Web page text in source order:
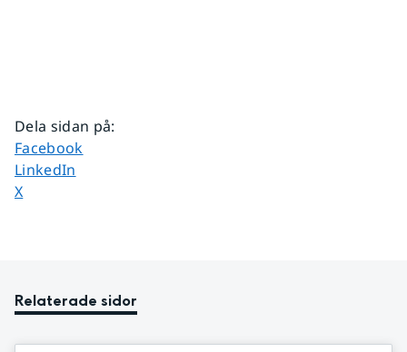
Dela sidan på:
Dela sidan på
Facebook
Dela sidan på
LinkedIn
Dela sidan på
X
Relaterade sidor